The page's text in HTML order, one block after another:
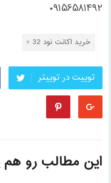
۰۹۱۵۶۵۸۱۴۹۲
خرید اکانت نود 32
توییت در توییتر
این مطالب رو هم